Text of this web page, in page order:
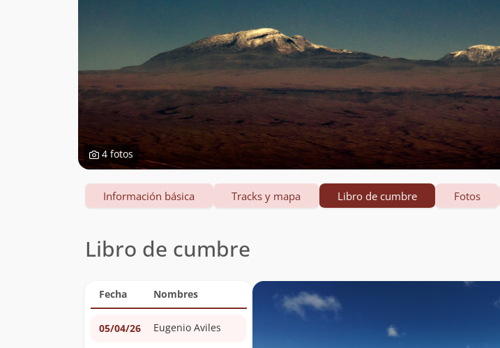
4 fotos
Información básica Tracks y mapa Libro de cumbre Fotos
Libro de cumbre
Fecha Nombres
05/04/26 Eugenio Aviles